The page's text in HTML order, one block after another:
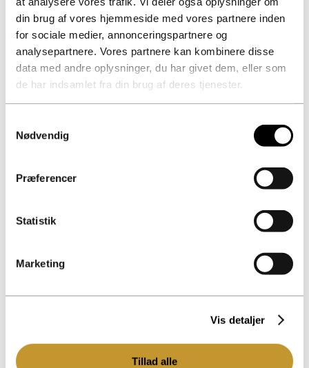
din brug af vores hjemmeside med vores partnere inden
for sociale medier, annonceringspartnere og
analysepartnere. Vores partnere kan kombinere disse
data med andre oplysninger, du har givet dem, eller som
de har indsamlet fra din brug af deres tjenester.
Nødvendig
Præferencer
Statistik
Marketing
Vis detaljer
Tillad alle
Se flere nyheder
Klamsagervej 15
Cvr.nr. 32297374
Raundahl & Moesby Øst A/S
Cvr.nr. 27005829